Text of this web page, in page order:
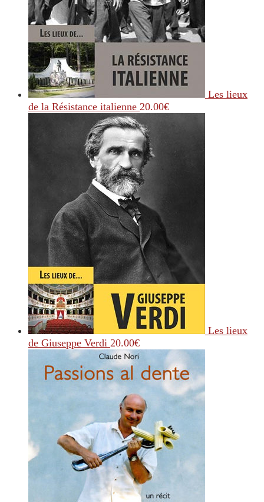
Les lieux
de la Résistance italienne 20.00€
Les lieux
de Giuseppe Verdi 20.00€